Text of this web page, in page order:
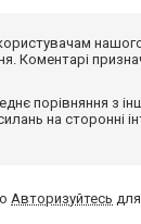
Коментарі
порівняння з
на сторонні
Авторизуйтесь